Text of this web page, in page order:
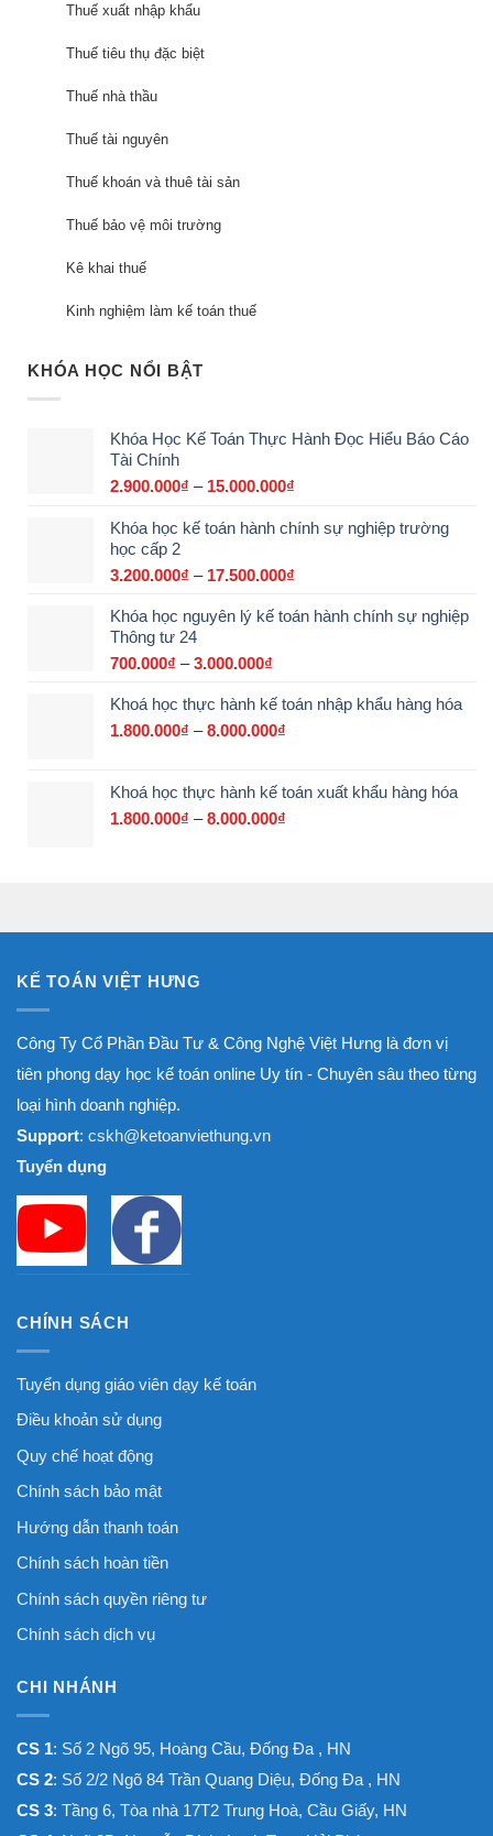
Thuế xuất nhập khẩu
Thuế tiêu thụ đặc biệt
Thuế nhà thầu
Thuế tài nguyên
Thuế khoán và thuê tài sản
Thuế bảo vệ môi trường
Kê khai thuế
Kinh nghiệm làm kế toán thuế
KHÓA HỌC NỔI BẬT
Khóa Học Kế Toán Thực Hành Đọc Hiểu Báo Cáo
Tài Chính
2.900.000₫ – 15.000.000₫
từ
Khóa học kế toán hành chính sự nghiệp trường
học cấp 2
3.200.000₫ – 17.500.000₫
từ
Khóa học nguyên lý kế toán hành chính sự nghiệp
Thông tư 24
700.000₫ – 3.000.000₫
từ
700.000₫
Khoá học thực hành kế toán nhập khẩu hàng hóa
1.800.000₫ – 8.000.000₫
1.800.000₫
Khoá học thực hành kế toán xuất khẩu hàng hóa
1.800.000₫ – 8.000.000₫
KẾ TOÁN VIỆT HƯNG
Công Ty Cổ Phần Đầu Tư & Công Nghệ Việt Hưng là đơn vị
tiên phong dạy học kế toán online Uy tín - Chuyên sâu theo từng
loại hình doanh nghiệp.
Support: cskh@ketoanviethung.vn
Tuyển dụng
CHÍNH SÁCH
Tuyển dụng giáo viên dạy kế toán
Điều khoản sử dụng
Quy chế hoạt động
Chính sách bảo mật
Hướng dẫn thanh toán
Chính sách hoàn tiền
Chính sách quyền riêng tư
Chính sách dịch vụ
CHI NHÁNH
CS 1: Số 2 Ngõ 95, Hoàng Cầu, Đống Đa , HN
CS 2: Số 2/2 Ngõ 84 Trần Quang Diệu, Đống Đa , HN
CS 3: Tầng 6, Tòa nhà 17T2 Trung Hoà, Cầu Giấy, HN